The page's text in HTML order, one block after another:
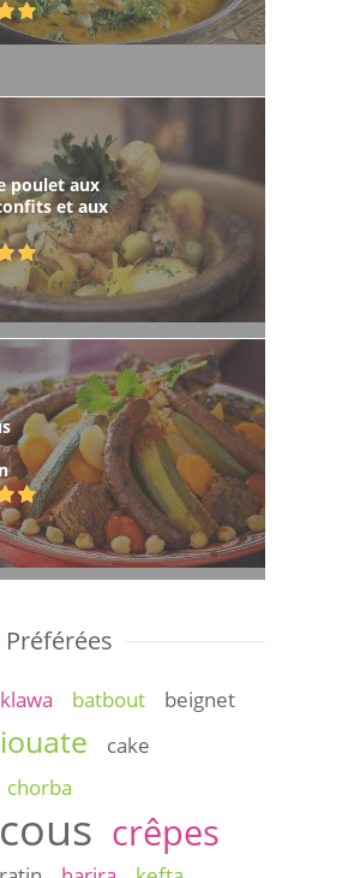
poulet aux
et aux
Préférées
batbout
beignet
cake
chorba
crêpes